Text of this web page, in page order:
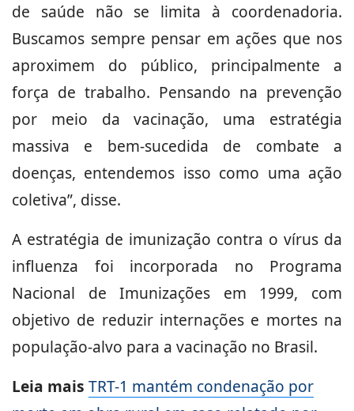
de saúde não se limita à coordenadoria.
Buscamos sempre pensar em ações que nos
aproximem do público, principalmente a
força de trabalho. Pensando na prevenção
por meio da vacinação, uma estratégia
massiva e bem-sucedida de combate a
doenças, entendemos isso como uma ação
coletiva”, disse.
A estratégia de imunização contra o vírus da
influenza foi incorporada no Programa
Nacional de Imunizações em 1999, com
objetivo de reduzir internações e mortes na
população-alvo para a vacinação no Brasil.
Leia mais TRT-1 mantém condenação por